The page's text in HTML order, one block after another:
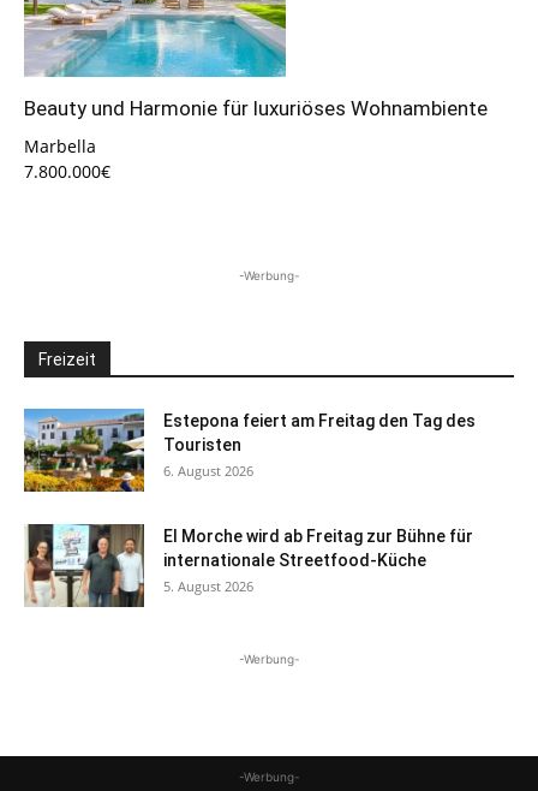
Beauty und Harmonie für luxuriöses Wohnambiente
Marbella
7.800.000€
-Werbung-
Freizeit
Estepona feiert am Freitag den Tag des
Touristen
6. August 2026
El Morche wird ab Freitag zur Bühne für
internationale Streetfood-Küche
5. August 2026
-Werbung-
-Werbung-